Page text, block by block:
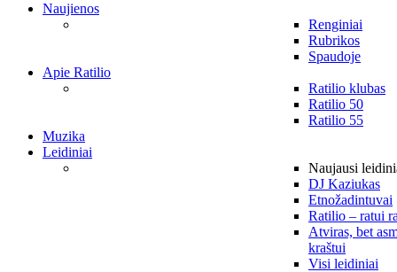
Naujienos
Renginiai
Rubrikos
Spaudoje
Apie Ratilio
Ratilio klubas
Ratilio 50
Ratilio 55
Muzika
Leidiniai
Naujausi
DJ Kaziukas
Etnožadintuvai
Ratilio – ratui
Atviras, bet
kraštui
Visi leidiniai